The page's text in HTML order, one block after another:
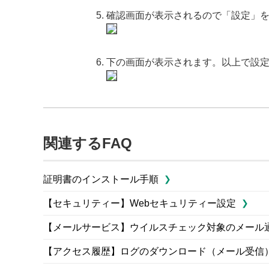
確認画面が表示されるので「設定」
下の画面が表示されます。以上で設
関連するFAQ
証明書のインストール手順
【セキュリティー】Webセキュリティー設定
【メールサービス】ウイルスチェック対象のメール
【アクセス履歴】ログのダウンロード（メール受信